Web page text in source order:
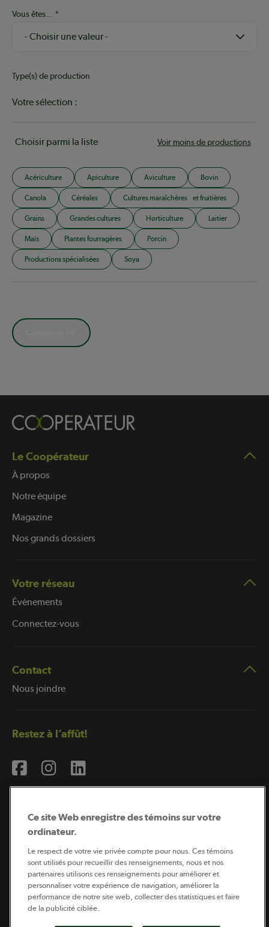
Vous êtes...
Type(s) de production
Votre sélection :
Choisir parmi la liste Voir moins de productions
Acériculture Apiculture Aviculture Bovin
Canola Céréales Cultures maraîchères et fruitières
Grains Grandes cultures Horticulture Laitier
Maïs Plantes fourragères Porcin
Productions spécialisées Soya
Le Coopérateur
À propos
Notre équipe
Magazine
Nos grands dossiers
Votre réseau
Évènements
Connectez-vous
Contact
Nous joindre
Restez à l’affût!
Coopérateur est publié par Sollio Groupe Coopératif.
Il est l’outil d’information de la coopération agricole
québécoise.
Ce site Web enregistre des témoins sur votre
ordinateur.
Le respect de votre vie privée compte pour nous. Ces témoins
sont utilisés pour recueillir des renseignements, nous et nos
partenaires utilisons ces renseignements pour améliorer et
personnaliser votre expérience de navigation, améliorer la
performance de notre site web, collecter des statistiques et faire
de la publicité ciblée.